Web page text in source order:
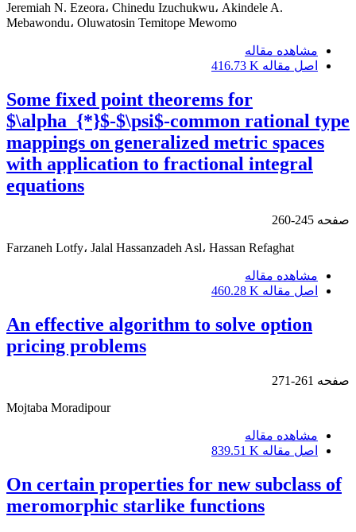
Jeremiah N‎. ‎Ezeora، Chinedu Izuchukwu، Akindele A‎.
‎Mebawondu، Oluwatosin Temitope Mewomo
مشاهده مقاله
اصل مقاله 416.73 K
Some fixed point theorems for
$\alpha_{*}$-$\psi$-common rational type
mappings on generalized metric‎ spaces
with application to fractional integral
equations
صفحه 245-260
Farzaneh Lotfy، Jalal Hassanzadeh Asl، Hassan Refaghat
مشاهده مقاله
اصل مقاله 460.28 K
An effective algorithm to solve option
pricing problems
صفحه 261-271
Mojtaba Moradipour
مشاهده مقاله
اصل مقاله 839.51 K
On certain properties for new subclass of
meromorphic starlike functions